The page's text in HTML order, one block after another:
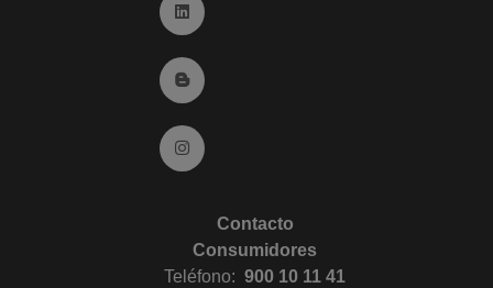
Ir a Linkedin (abre en ventana nueva)
Ir al Blog (abre en ventana nueva)
Ir a Instagram (abre en ventana nueva)
Contacto
Consumidores
Teléfono: 900 10 11 41